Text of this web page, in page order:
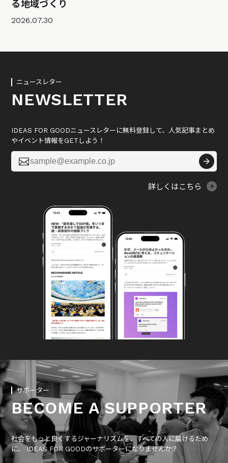
る地域づくり
2026.07.30
ニュースレター
NEWSLETTER
IDEAS FOR GOODニュースレターに無料登録して、人気記事まとめ
やイベント情報をGETしよう！

詳しくはこちら
サポーター
BECOME A SUPPORTER
社会をもっと良くするジャーナリズムを、すべての人に届けるため
に、 IDEAS FOR GOODのサポーターになりませんか？